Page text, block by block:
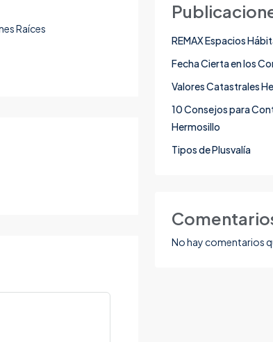
REMAX Espacios
Fecha Cierta en los
Valores Catastrales
10 Consejos para
Hermosillo
Tipos de Plusvalía
No hay comentarios